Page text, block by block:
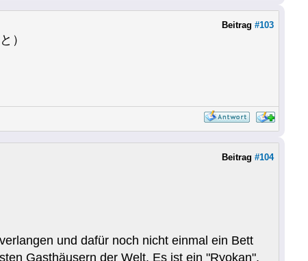
Beitrag #103
）
Beitrag #104
und dafür noch nicht einmal ein Bett
Gasthäusern der Welt. Es ist ein "Ryokan",